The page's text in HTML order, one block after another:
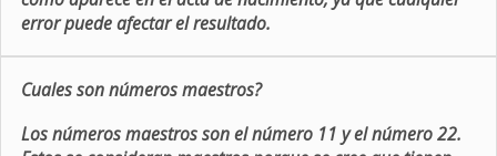
error puede afectar el resultado.
Cuales son números maestros?
Los números maestros son el número 11 y el número 22.